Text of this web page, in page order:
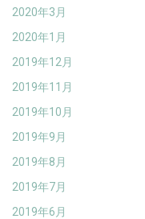
2020年3月
2020年1月
2019年12月
2019年11月
2019年10月
2019年9月
2019年8月
2019年7月
2019年6月